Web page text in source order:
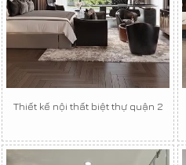
Thiết kế nội thất biệt thự quận 2